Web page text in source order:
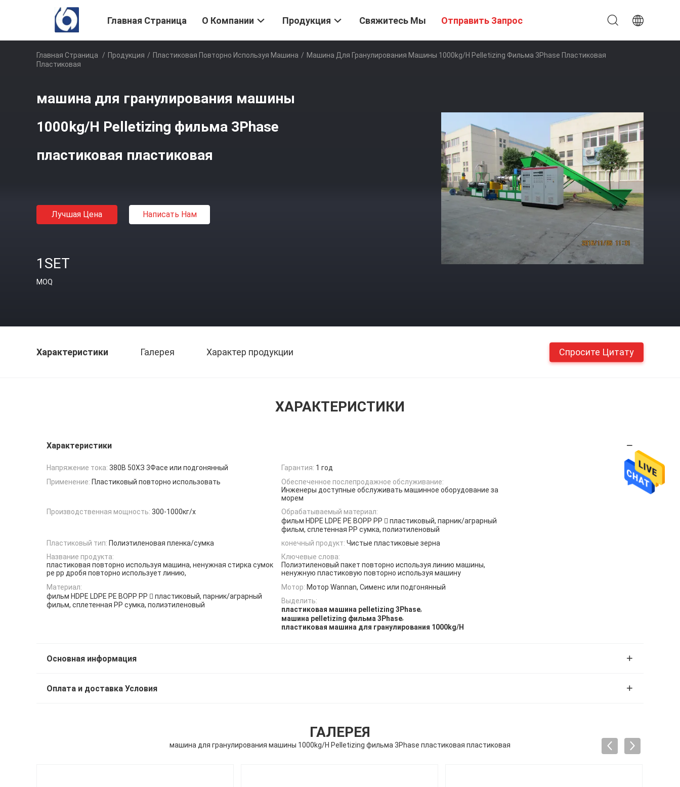
Главная Страница О Компании Продукция Свяжитесь Мы Отправить Запрос
Главная Страница / Продукция / Пластиковая Повторно Используя Машина / Машина Для Гранулирования Машины 1000kg/H Pelletizing Фильма 3Phase Пластиковая
Пластиковая
машина для гранулирования машины
1000kg/H Pelletizing фильма 3Phase
пластиковая пластиковая
Лучшая Цена Написать Нам
1SET
MOQ
Характеристики Галерея Характер продукции Спросите Цитату
ХАРАКТЕРИСТИКИ
Характеристики
Напряжение тока: 380В 50ХЗ 3Фасе или подгонянный Гарантия: 1 год
Применение: Пластиковый повторно использовать
Обеспеченное послепродажное обслуживание:
Инженеры доступные обслуживать машинное оборудование за
морем
Производственная мощность: 300-1000кг/х
Обрабатываемый материал:
фильм HDPE LDPE PE BOPP PP  пластиковый, парник/аграрный
фильм, сплетенная PP сумка, полиэтиленовый
Пластиковый тип: Полиэтиленовая пленка/сумка конечный продукт: Чистые пластиковые зерна
Название продукта:
пластиковая повторно используя машина, ненужная стирка сумок
pe pp дробя повторно использует линию,
Ключевые слова:
Полиэтиленовый пакет повторно используя линию машины,
ненужную пластиковую повторно используя машину
Материал:
фильм HDPE LDPE PE BOPP PP  пластиковый, парник/аграрный
фильм, сплетенная PP сумка, полиэтиленовый
Мотор: Мотор Wannan, Сименс или подгонянный
Выделить:
пластиковая машина pelletizing 3Phase,
машина pelletizing фильма 3Phase,
пластиковая машина для гранулирования 1000kg/H
Основная информация
Оплата и доставка Условия
ГАЛЕРЕЯ
машина для гранулирования машины 1000kg/H Pelletizing фильма 3Phase пластиковая пластиковая